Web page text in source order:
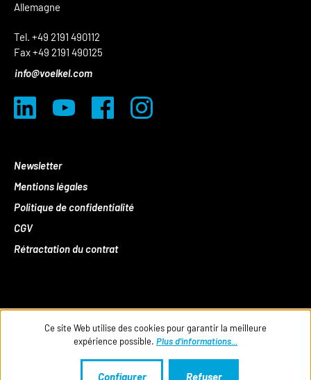
Allemagne
Tel. +49 2191 490112
Fax +49 2191 490125
info@voelkel.com
Newsletter
Mentions légales
Politique de confidentialité
CGV
Rétractation du contrat
Ce site Web utilise des cookies pour garantir la meilleure
expérience possible. Plus d'informations...
Refuser
Configurer